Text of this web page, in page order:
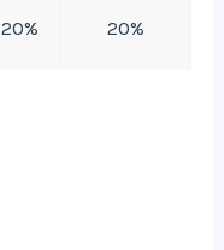
20% 20%